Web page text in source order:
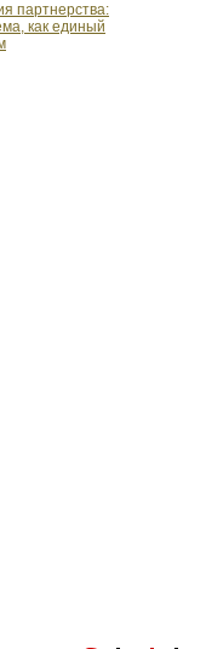
партнерства:
как единый